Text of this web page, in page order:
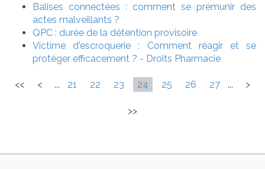
Balises connectées : comment se prémunir des
actes malveillants ?
QPC : durée de la détention provisoire
Victime d'escroquerie : Comment réagir et se
protéger efficacement ? - Droits Pharmacie
<< < ... 21 22 23 24 25 26 27 ... >
>>